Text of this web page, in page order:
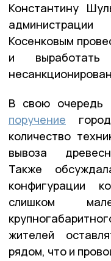
Константину
Косенковым
и
В свою очередь
поручение
количество
вывоза
Также
конфигурации
слишком
жителей
рядом, что и